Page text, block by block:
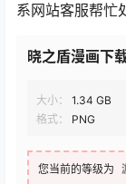
系网站客服帮忙
晓之盾漫画下
大小：
1.34 GB
格式：
PNG
您当前的等级为